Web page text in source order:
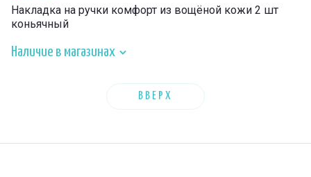
Накладка на ручки комфорт из вощёной кожи 2 шт
коньячный
Наличие в магазинах
ВВЕРХ